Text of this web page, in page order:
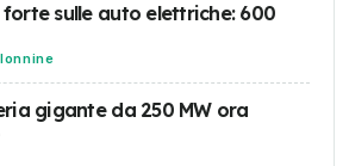
sulle auto elettriche: 600
gigante da 250 MW ora